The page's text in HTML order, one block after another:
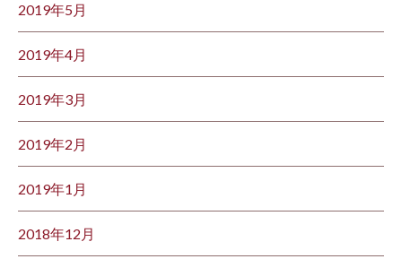
2019年5月
2019年4月
2019年3月
2019年2月
2019年1月
2018年12月